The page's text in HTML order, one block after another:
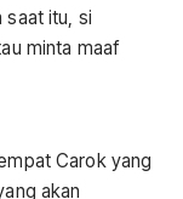
saat itu, si
minta maaf
Carok yang
akan